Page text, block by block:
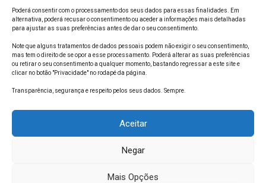
Poderá consentir com o processamento dos seus dados para essas finalidades. Em
alternativa, poderá recusar o consentimento ou aceder a informações mais detalhadas
para ajustar as suas preferências antes de dar o seu consentimento.
Note que alguns tratamentos de dados pessoais podem não exigir o seu consentimento,
mas tem o direito de se opor a esse processamento. Poderá alterar as suas preferências
ou retirar o seu consentimento a qualquer momento, bastando regressar a este site e
clicar no botão "Privacidade" no rodapé da página.
Transparência, segurança e respeito pelos seus dados. Sempre.
Aceitar
Negar
Mais Opções
ONDE ESTAMOS
SIGA A GENTE
ValorH - Consultoria e Treinamento